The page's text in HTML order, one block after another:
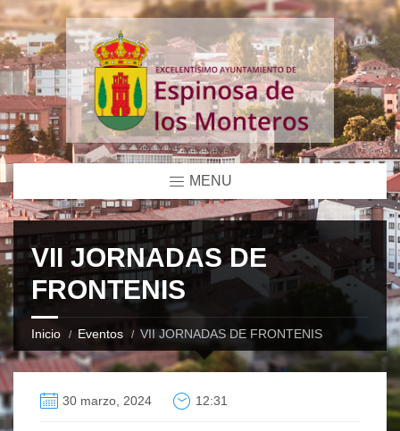
MENU
VII JORNADAS DE
FRONTENIS
Inicio Eventos VII JORNADAS DE FRONTENIS
30 marzo, 2024 12:31